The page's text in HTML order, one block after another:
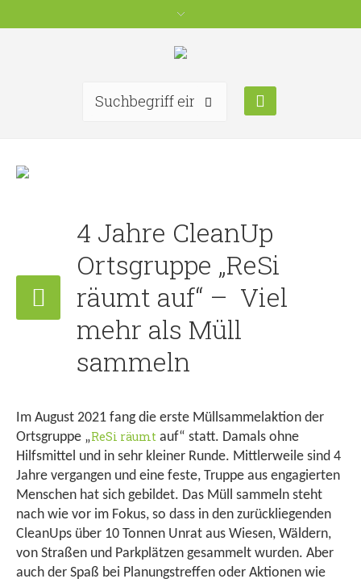
4 Jahre CleanUp
Ortsgruppe „ReSi
räumt auf“ – Viel
mehr als Müll
sammeln
Im August 2021 fang die erste Müllsammelaktion der
Ortsgruppe „ReSi räumt auf“ statt. Damals ohne
Hilfsmittel und in sehr kleiner Runde. Mittlerweile sind 4
Jahre vergangen und eine feste, Truppe aus engagierten
Menschen hat sich gebildet. Das Müll sammeln steht
nach wie vor im Fokus, so dass in den zurückliegenden
CleanUps über 10 Tonnen Unrat aus Wiesen, Wäldern,
von Straßen und Parkplätzen gesammelt wurden. Aber
auch der Spaß bei Planungstreffen oder Aktionen wie